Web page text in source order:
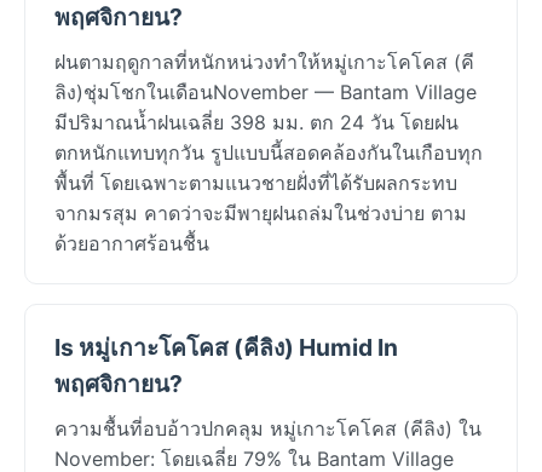
พฤศจิกายน?
ฝนตามฤดูกาลที่หนักหน่วงทำให้หมู่เกาะโคโคส (คี
ลิง)ชุ่มโชกในเดือนNovember — Bantam Village
มีปริมาณน้ำฝนเฉลี่ย 398 มม. ตก 24 วัน โดยฝน
ตกหนักแทบทุกวัน รูปแบบนี้สอดคล้องกันในเกือบทุก
พื้นที่ โดยเฉพาะตามแนวชายฝั่งที่ได้รับผลกระทบ
จากมรสุม คาดว่าจะมีพายุฝนถล่มในช่วงบ่าย ตาม
ด้วยอากาศร้อนชื้น
Is หมู่เกาะโคโคส (คีลิง) Humid In
พฤศจิกายน?
ความชื้นที่อบอ้าวปกคลุม หมู่เกาะโคโคส (คีลิง) ใน
November: โดยเฉลี่ย 79% ใน Bantam Village